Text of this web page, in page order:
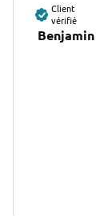
Client
vérifié
Benjamin